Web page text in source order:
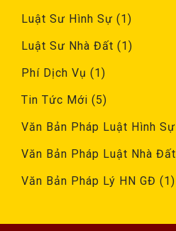
Luật Sư Hình Sự (1)
Luật Sư Nhà Đất (1)
Phí Dịch Vụ (1)
Tin Tức Mới (5)
Văn Bản Pháp Luật Hình Sự
Văn Bản Pháp Luật Nhà Đất
Văn Bản Pháp Lý HN GĐ (1)